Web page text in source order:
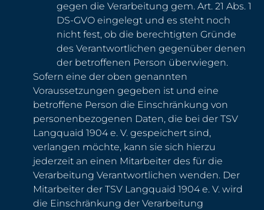
gegen die Verarbeitung gem. Art. 21 Abs. 1
DS-GVO eingelegt und es steht noch
nicht fest, ob die berechtigten Gründe
des Verantwortlichen gegenüber denen
der betroffenen Person überwiegen.
Sofern eine der oben genannten
Voraussetzungen gegeben ist und eine
betroffene Person die Einschränkung von
personenbezogenen Daten, die bei der TSV
Langquaid 1904 e. V. gespeichert sind,
verlangen möchte, kann sie sich hierzu
jederzeit an einen Mitarbeiter des für die
Verarbeitung Verantwortlichen wenden. Der
Mitarbeiter der TSV Langquaid 1904 e. V. wird
die Einschränkung der Verarbeitung